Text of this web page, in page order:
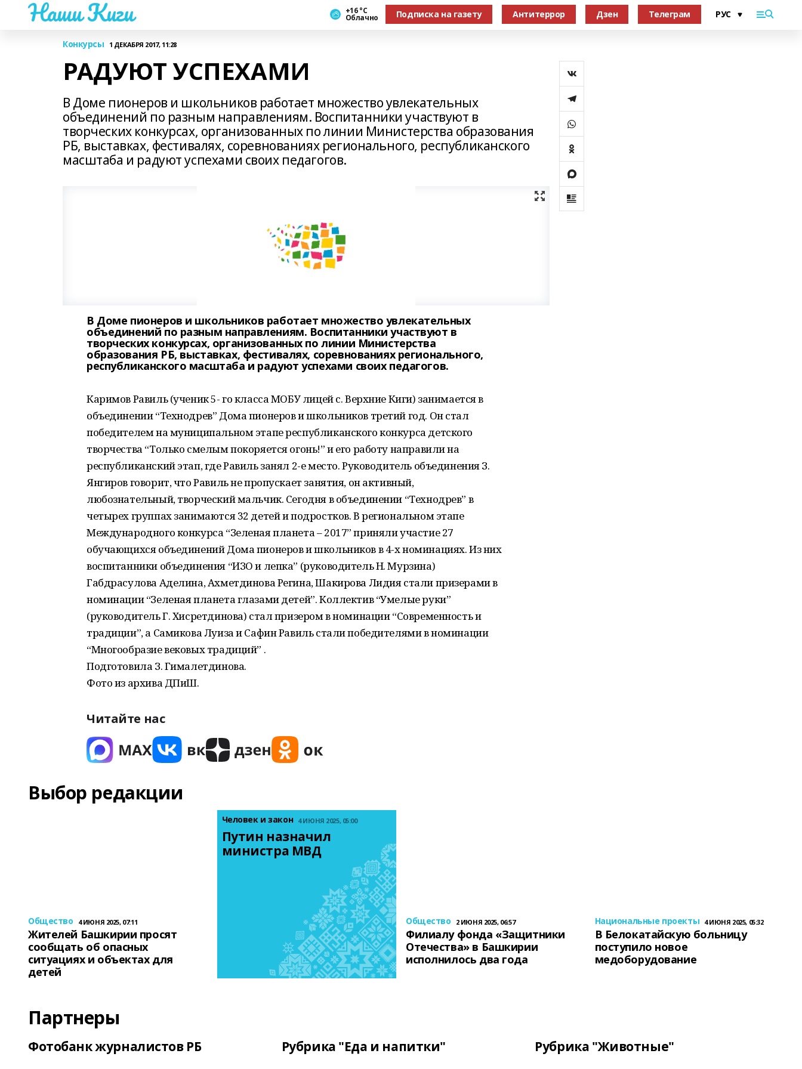
Наши Киги +16 °С
Облачно Подписка на газету Антитеррор Дзен Телеграм
Конкурсы 1 ДЕКАБРЯ 2017, 11:28
РАДУЮТ УСПЕХАМИ
В Доме пионеров и школьников работает множество увлекательных
объединений по разным направлениям. Воспитанники участвуют в
творческих конкурсах, организованных по линии Министерства образования
РБ, выставках, фестивалях, соревнованиях регионального, республиканского
масштаба и радуют успехами своих педагогов.
В Доме пионеров и школьников работает множество увлекательных
объединений по разным направлениям. Воспитанники участвуют в
творческих конкурсах, организованных по линии Министерства
образования РБ, выставках, фестивалях, соревнованиях регионального,
республиканского масштаба и радуют успехами своих педагогов.
Каримов Равиль (ученик 5- го класса МОБУ лицей с. Верхние Киги) занимается в
объединении “Технодрев” Дома пионеров и школьников третий год. Он стал
победителем на муниципальном этапе республиканского конкурса детского
творчества “Только смелым покоряется огонь!” и его работу направили на
республиканский этап, где Равиль занял 2-е место. Руководитель объединения З.
Янгиров говорит, что Равиль не пропускает занятия, он активный,
любознательный, творческий мальчик. Сегодня в объединении “Технодрев” в
четырех группах занимаются 32 детей и подростков. В региональном этапе
Международного конкурса “Зеленая планета – 2017” приняли участие 27
обучающихся объединений Дома пионеров и школьников в 4-х номинациях. Из них
воспитанники объединения “ИЗО и лепка” (руководитель Н. Мурзина)
Габдрасулова Аделина, Ахметдинова Регина, Шакирова Лидия стали призерами в
номинации “Зеленая планета глазами детей”. Коллектив “Умелые руки”
(руководитель Г. Хисретдинова) стал призером в номинации “Современность и
традиции”, а Самикова Луиза и Сафин Равиль стали победителями в номинации
“Многообразие вековых традиций” .
Подготовила З. Гималетдинова.
Фото из архива ДПиШ.
Читайте нас
Выбор редакции
Общество 4 ИЮНЯ 2025, 07:11
Жителей Башкирии просят
сообщать об опасных
ситуациях и объектах для
детей
Человек и закон 4 ИЮНЯ 2025, 05:00
Путин назначил
министра МВД
Общество 2 ИЮНЯ 2025, 06:57
Филиалу фонда «Защитники
Отечества» в Башкирии
исполнилось два года
Национальные проекты 4 ИЮНЯ 2025, 05:32
В Белокатайскую больницу
поступило новое
медоборудование
Партнеры
Фотобанк журналистов РБ Рубрика "Еда и напитки" Рубрика "Животные"